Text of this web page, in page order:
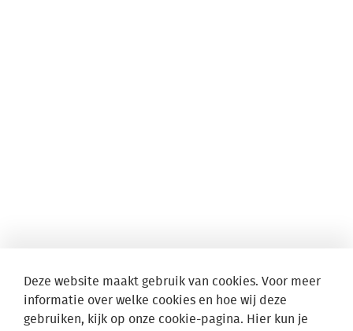
Deze website maakt gebruik van cookies. Voor meer
informatie over welke cookies en hoe wij deze
gebruiken, kijk op onze cookie-pagina. Hier kun je